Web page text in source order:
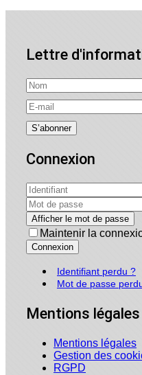
Lettre
Connexion
Afficher le mot de passe
Maintenir la
Connexion
Identifiant perdu ?
Mot de passe
Mentions légales
Mentions légales
Gestion des
RGPD